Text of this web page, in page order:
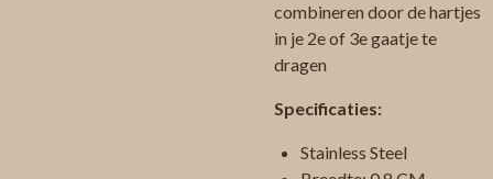
combineren door de hartjes
in je 2e of 3e gaatje te
dragen
Specificaties:
Stainless Steel